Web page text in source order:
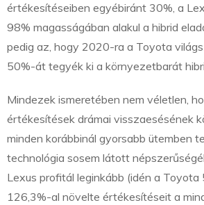
értékesítéseiben egyébiránt 30%, a
98% magasságában alakul a hibrid
pedig az, hogy 2020-ra a Toyota
50%-át tegyék ki a környezetbarát
Mindezek ismeretében nem véletlen,
értékesítések drámai visszaesésének
minden korábbinál gyorsabb ütemben
technológia sosem látott
Lexus profitál leginkább (idén a Toyota
126,3%-al növelte értékesítéseit a